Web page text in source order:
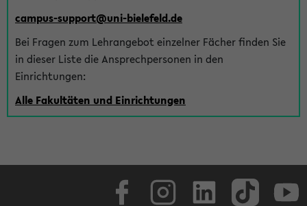
campus-support@uni-bielefeld.de
Bei Fragen zum Lehrangebot einzelner Fächer finden Sie
in dieser Liste die Ansprechpersonen in den
Einrichtungen:
Alle Fakultäten und Einrichtungen